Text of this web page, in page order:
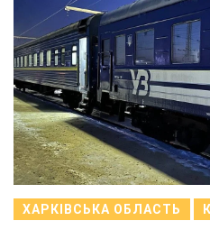
ХАРКІВСЬКА ОБЛАСТЬ